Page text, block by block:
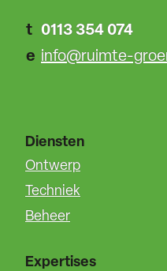
t 0113 354 074
e info@ruimte-
Diensten
Ontwerp
Techniek
Beheer
Expertises